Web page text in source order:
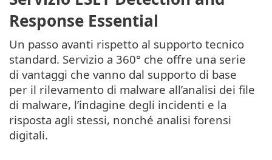
Response Essential
Un passo avanti rispetto al supporto tecnico
standard. Servizio a 360° che offre una serie
di vantaggi che vanno dal supporto di base
per il rilevamento di malware all’analisi dei file
di malware, l’indagine degli incidenti e la
risposta agli stessi, nonché analisi forensi
digitali.